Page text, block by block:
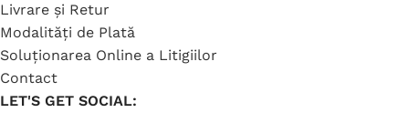
Livrare și Retur
Modalități de Plată
Soluționarea Online a Litigiilor
Contact
LET'S GET SOCIAL: